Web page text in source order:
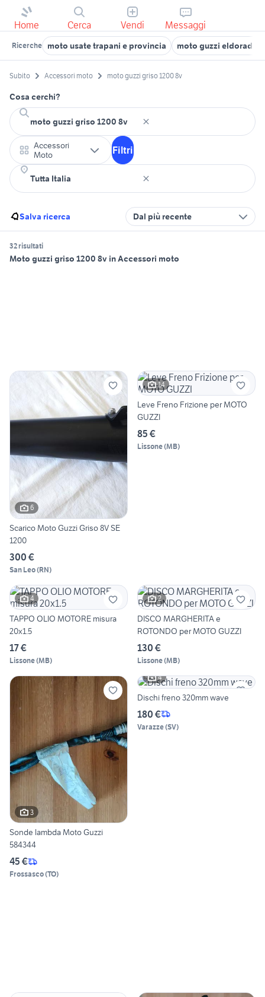
Home Cerca Vendi Messaggi
Ricerche moto usate trapani e provincia moto guzzi eldorado
Subito Accessori moto moto guzzi griso 1200 8v
Cosa cerchi?
Accessori
Moto
Filtri
Salva ricerca Dal più recente
32 risultati
Moto guzzi griso 1200 8v in Accessori moto
6
Scarico Moto Guzzi Griso 8V SE
1200
300 €
San Leo(RN)
14
Leve Freno Frizione per MOTO
GUZZI
85 €
Lissone(MB)
4
TAPPO OLIO MOTORE misura
20x1.5
17 €
Lissone(MB)
2
DISCO MARGHERITA e
ROTONDO per MOTO GUZZI
130 €
Lissone(MB)
3
Sonde lambda Moto Guzzi
584344
45 €
Frossasco(TO)
4
Dischi freno 320mm wave
180 €
Varazze(SV)